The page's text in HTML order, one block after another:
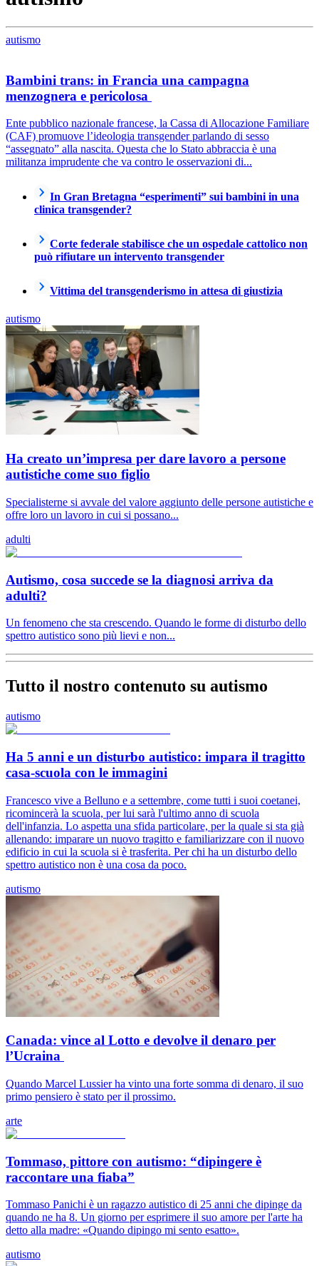
autismo
Bambini trans: in Francia una campagna
menzognera e pericolosa
Ente pubblico nazionale francese, la Cassa di Allocazione Familiare
(CAF) promuove l’ideologia transgender parlando di sesso
“assegnato” alla nascita. Questa che lo Stato abbraccia è una
militanza imprudente che va contro le osservazioni di...
In Gran Bretagna “esperimenti” sui bambini in una
clinica transgender?
Corte federale stabilisce che un ospedale cattolico non
può rifiutare un intervento transgender
Vittima del transgenderismo in attesa di giustizia
autismo
Ha creato un’impresa per dare lavoro a persone
autistiche come suo figlio
Specialisterne si avvale del valore aggiunto delle persone autistiche e
offre loro un lavoro in cui si possano...
adulti
Autismo, cosa succede se la diagnosi arriva da
adulti?
Un fenomeno che sta crescendo. Quando le forme di disturbo dello
spettro autistico sono più lievi e non...
Tutto il nostro contenuto su autismo
autismo
Ha 5 anni e un disturbo autistico: impara il tragitto
casa-scuola con le immagini
Francesco vive a Belluno e a settembre, come tutti i suoi coetanei,
ricomincerà la scuola, per lui sarà l'ultimo anno di scuola
dell'infanzia. Lo aspetta una sfida particolare, per la quale si sta già
allenando: imparare un nuovo tragitto e familiarizzare con il nuovo
edificio in cui la scuola si è trasferita. Per chi ha un disturbo dello
spettro autistico non è una cosa da poco.
autismo
Canada: vince al Lotto e devolve il denaro per
l’Ucraina
Quando Marcel Lussier ha vinto una forte somma di denaro, il suo
primo pensiero è stato per il prossimo.
arte
Tommaso, pittore con autismo: “dipingere è
raccontare una fiaba”
Tommaso Panichi è un ragazzo autistico di 25 anni che dipinge da
quando ne ha 8. Un giorno per esprimere il suo amore per l'arte ha
detto alla madre: «Quando dipingo mi sento esatto».
autismo